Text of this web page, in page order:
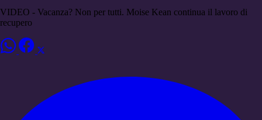
VIDEO - Vacanza? Non per tutti. Moise Kean continua il lavoro di
recupero